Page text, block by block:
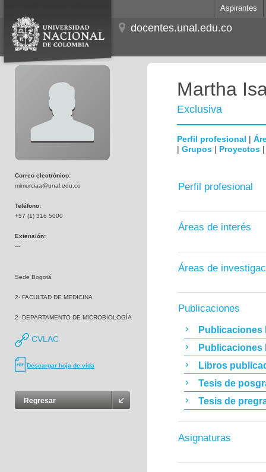
Aspirantes
docentes.unal.edu.co
Correo electrónico:
mimurciaa@unal.edu.co
Teléfono:
+57 (1) 316 5000
Extensión:
---
Sede Bogotá
2- FACULTAD DE MEDICINA
2- DEPARTAMENTO DE MICROBIOLOGÍA
CVLAC
Descargar hoja de vida
Regresar
Martha
Exclusiva
Perfil profesional |
| Grupos | Proyectos
Perfil profesional
Áreas de interés
Áreas de
Publicaciones
Publicaciones
Publicaciones
Libros
Tesis de
Tesis de
Asignaturas